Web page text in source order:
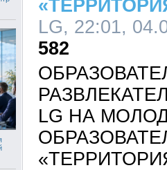
LG, 22:01,
582
LG НА